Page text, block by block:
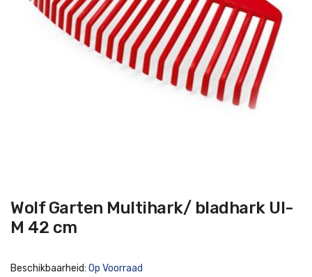
Ga
naar
het
begin
gallerij
Wolf Garten Multihark/ bladhark UI-
M 42 cm
Beschikbaarheid: Op Voorraad